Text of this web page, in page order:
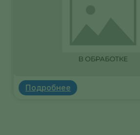
компактным размерам
При этом его высота
от 155 до 445 мм.
Подробнее